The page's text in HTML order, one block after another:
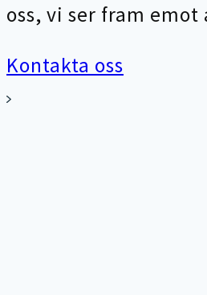
oss, vi ser fram
Kontakta oss